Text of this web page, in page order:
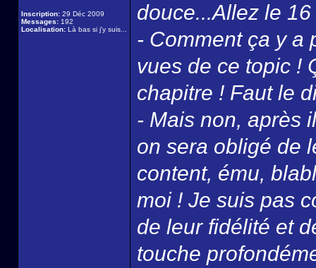
Inscription: 29 Déc 2009
Messages: 192
Localisation: Là bas si j'y suis...
douce...Allez le
- Comment ça y a
vues de ce topic !
chapitre ! Faut le
- Mais non, après
on sera obligé de
content, ému,
moi ! Je suis pas
de leur fidélité et
touche